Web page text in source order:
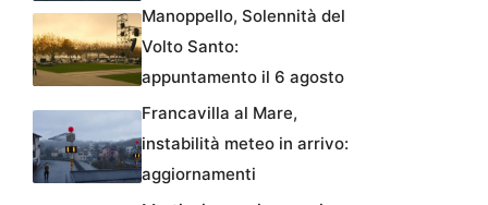
Manoppello, Solennità del
Volto Santo:
appuntamento il 6 agosto
Francavilla al Mare,
instabilità meteo in arrivo:
aggiornamenti